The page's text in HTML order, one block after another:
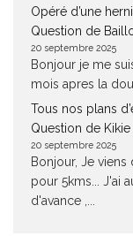
Opéré d’une
Question de
20 septembre 2025
Bonjour je me
mois apres la
Tous nos plans
Question de Kikie
20 septembre 2025
Bonjour, Je viens
pour 5kms... J'ai
d'avance ,...